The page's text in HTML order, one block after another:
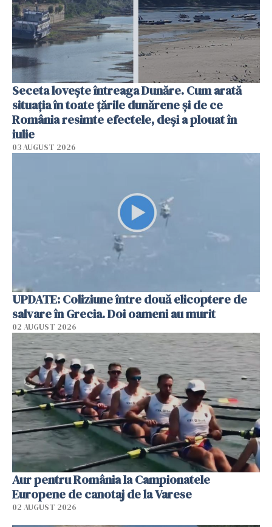
Seceta lovește întreaga Dunăre. Cum arată
situația în toate țările dunărene și de ce
România resimte efectele, deși a plouat în
iulie
03 AUGUST 2026
UPDATE: Coliziune între două elicoptere de
salvare în Grecia. Doi oameni au murit
02 AUGUST 2026
Aur pentru România la Campionatele
Europene de canotaj de la Varese
02 AUGUST 2026